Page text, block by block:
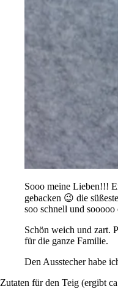
Sooo meine Lieben!!!
gebacken 😉 die
soo schnell und
Schön weich und zart.
für die ganze Familie.
Den Ausstecher habe
Zutaten für den Teig (ergibt